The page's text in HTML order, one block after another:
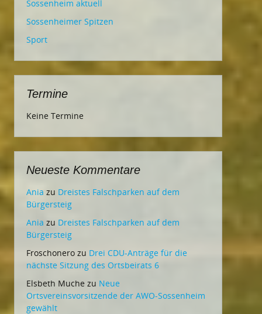
Sossenheim aktuell
Sossenheimer Spitzen
Sport
Termine
Keine Termine
Neueste Kommentare
Ania zu Dreistes Falschparken auf dem
Bürgersteig
Ania zu Dreistes Falschparken auf dem
Bürgersteig
Froschonero zu Drei CDU-Anträge für die
nächste Sitzung des Ortsbeirats 6
Elsbeth Muche zu Neue
Ortsvereinsvorsitzende der AWO-Sossenheim
gewählt